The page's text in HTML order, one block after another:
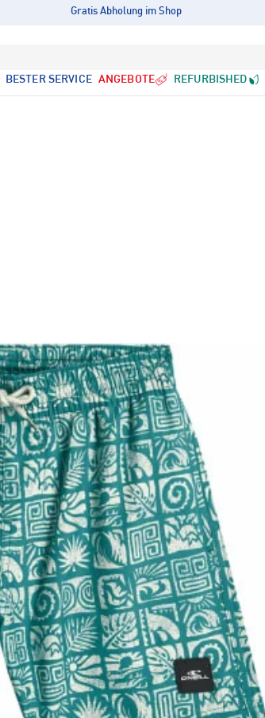
Gratis Abholung im Shop
BESTER SERVICE ANGEBOTE REFURBISHED